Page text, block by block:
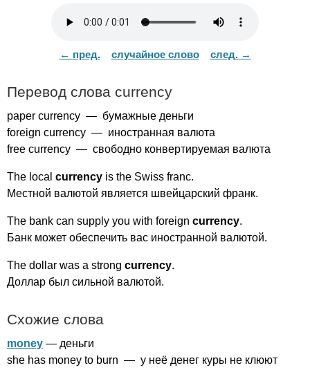
← пред. случайное слово след. →
Перевод слова currency
paper currency — бумажные деньги
foreign currency — иностранная валюта
free currency — свободно конвертируемая валюта
The local currency is the Swiss franc.
Местной валютой является швейцарский франк.
The bank can supply you with foreign currency.
Банк может обеспечить вас иностранной валютой.
The dollar was a strong currency.
Доллар был сильной валютой.
Схожие слова
money — деньги
she has money to burn — у неё денег куры не клюют